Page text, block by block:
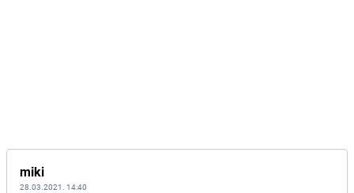
miki
28.03.2021. 14:40